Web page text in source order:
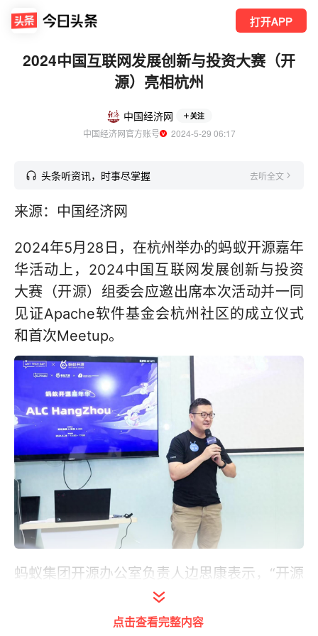
打开APP
2024中国互联网发展创新与投资大赛（开
源）亮相杭州
中国经济网 关注
中国经济网官方账号
  2024-5-29 06:17
头条听资讯，时事尽掌握 去听全文
来源：中国经济网
2024年5月28日，在杭州举办的蚂蚁开源嘉年
华活动上，2024中国互联网发展创新与投资
大赛（开源）组委会应邀出席本次活动并一同
见证Apache软件基金会杭州社区的成立仪式
和首次Meetup。
蚂蚁集团开源办公室负责人边思康表示，“开源
是中国科技全球化战略的重要途径，是保持与
世界先进国家同步、保持科技高速发展、保持
点击查看完整内容